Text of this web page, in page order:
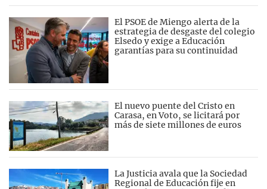
El PSOE de Miengo alerta de la
estrategia de desgaste del colegio
Elsedo y exige a Educación
garantías para su continuidad
El nuevo puente del Cristo en
Carasa, en Voto, se licitará por
más de siete millones de euros
La Justicia avala que la Sociedad
Regional de Educación fije en